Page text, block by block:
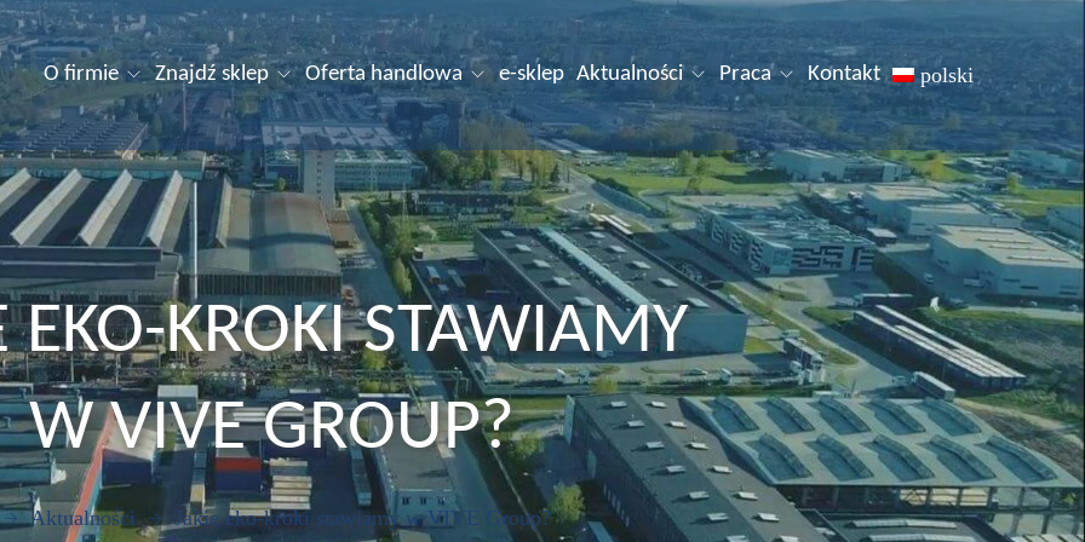
O firmie Znajdź sklep Oferta handlowa e-sklep Aktualności Praca Kontakt polski
EKO-KROKI STAWIAMY
W VIVE GROUP?
Aktualności Jakie eko-kroki stawiamy w VIVE Group?